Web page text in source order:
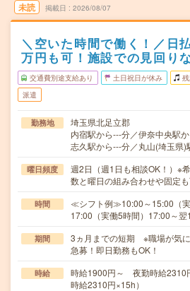
未読 掲載日 2026/08/07
＼空いた時間で働く！／日
万円も可！施設での見回り
交通費別途支給あり 土日祝日が休み 残
派遣
勤務地
埼玉県北足立郡
内宿駅から---分／伊奈中央駅
志久駅から---分／丸山(埼玉県)
曜日頻度
週2日（週1日も相談OK！）※
数と曜日の組み合わせや固定も
時間
≪シフト例≫10:00～15:00（
17:00（実働5時間）17:00～
期間
3ヵ月までの短期 ※職場が気
急募！即日勤務もOK！
時給
時給1900円～ 夜勤時給
時給2310円×15h）